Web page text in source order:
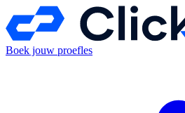
Boek jouw proefles